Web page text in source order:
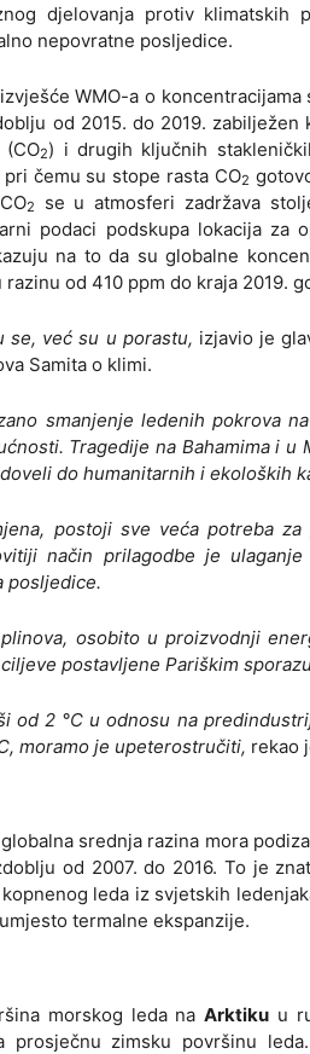
djelovanja protiv klimatskih
nepovratne posljedice.
WMO-a o
od 2015. do 2019.
2) i drugih ključnih
čemu su stope rasta CO2
2
se u atmosferi zadržava
podaci podskupa lokacija za
na to da su globalne
razinu od 410 ppm do kraja 2019.
se, već su u porastu, izjavio je
Samita o klimi.
smanjenje ledenih pokrova
Tragedije na Bahamima i u
do humanitarnih i ekoloških
postoji sve veća potreba za
način prilagodbe je
posljedice.
osobito u proizvodnji
postavljene Pariškim
od 2 °C u odnosu na
moramo je upeterostručiti, rekao
srednja razina mora
od 2007. do 2016. To je
leda iz svjetskih
termalne ekspanzije.
morskog leda naArktiku u
zimsku površinu